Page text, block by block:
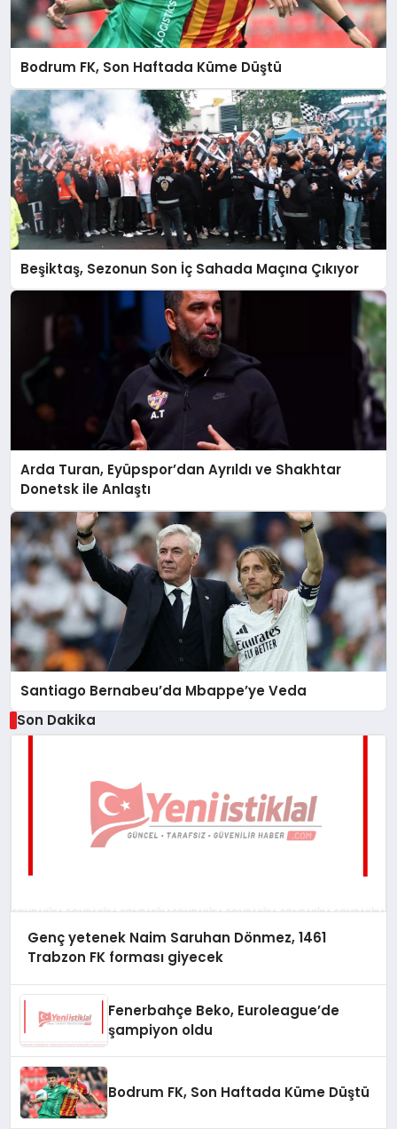
Bodrum FK, Son Haftada Küme Düştü
Beşiktaş, Sezonun Son İç Sahada Maçına Çıkıyor
Arda Turan, Eyüpspor’dan Ayrıldı ve Shakhtar
Donetsk ile Anlaştı
Santiago Bernabeu’da Mbappe’ye Veda
Son Dakika
Genç yetenek Naim Saruhan Dönmez, 1461
Trabzon FK forması giyecek
Fenerbahçe Beko, Euroleague’de
şampiyon oldu
Bodrum FK, Son Haftada Küme Düştü